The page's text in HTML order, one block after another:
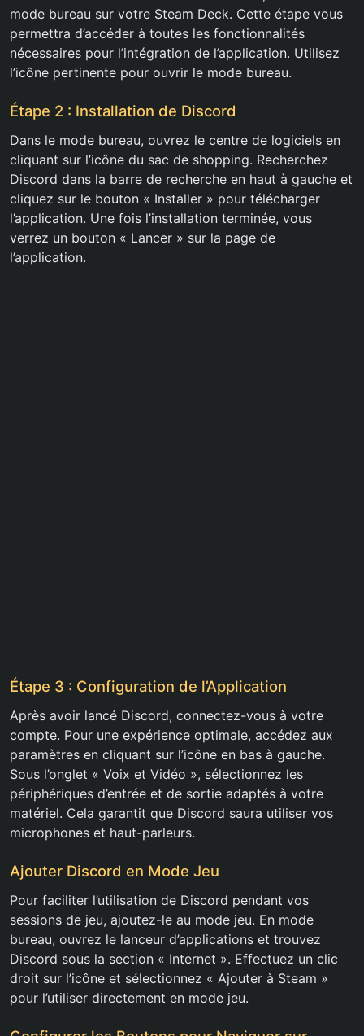
mode bureau sur votre Steam Deck. Cette étape vous
permettra d’accéder à toutes les fonctionnalités
nécessaires pour l’intégration de l’application. Utilisez
l’icône pertinente pour ouvrir le mode bureau.
Étape 2 : Installation de Discord
Dans le mode bureau, ouvrez le centre de logiciels en
cliquant sur l’icône du sac de shopping. Recherchez
Discord dans la barre de recherche en haut à gauche et
cliquez sur le bouton « Installer » pour télécharger
l’application. Une fois l’installation terminée, vous
verrez un bouton « Lancer » sur la page de
l’application.
Étape 3 : Configuration de l’Application
Après avoir lancé Discord, connectez-vous à votre
compte. Pour une expérience optimale, accédez aux
paramètres en cliquant sur l’icône en bas à gauche.
Sous l’onglet « Voix et Vidéo », sélectionnez les
périphériques d’entrée et de sortie adaptés à votre
matériel. Cela garantit que Discord saura utiliser vos
microphones et haut-parleurs.
Ajouter Discord en Mode Jeu
Pour faciliter l’utilisation de Discord pendant vos
sessions de jeu, ajoutez-le au mode jeu. En mode
bureau, ouvrez le lanceur d’applications et trouvez
Discord sous la section « Internet ». Effectuez un clic
droit sur l’icône et sélectionnez « Ajouter à Steam »
pour l’utiliser directement en mode jeu.